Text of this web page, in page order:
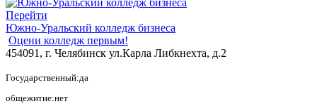
Перейти
Южно-Уральский колледж бизнеса
Оцени колледж первым!
454091, г. Челябинск ул.Карла Либкнехта, д.2
Государственный:да
общежитие:нет